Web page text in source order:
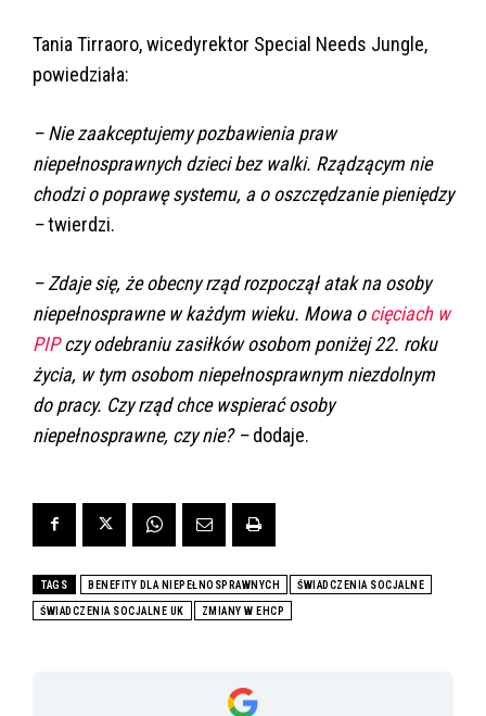
Tania Tirraoro, wicedyrektor Special Needs Jungle,
powiedziała:
– Nie zaakceptujemy pozbawienia praw
niepełnosprawnych dzieci bez walki. Rządzącym nie
chodzi o poprawę systemu, a o oszczędzanie pieniędzy
–twierdzi.
– Zdaje się, że obecny rząd rozpoczął atak na osoby
niepełnosprawne w każdym wieku. Mowa ocięciach w
PIPczy odebraniu zasiłków osobom poniżej 22. roku
życia, w tym osobom niepełnosprawnym niezdolnym
do pracy. Czy rząd chce wspierać osoby
niepełnosprawne, czy nie? –dodaje.
TAGS BENEFITY DLA NIEPEŁNOSPRAWNYCH ŚWIADCZENIA SOCJALNE
ŚWIADCZENIA SOCJALNE UK ZMIANY W EHCP